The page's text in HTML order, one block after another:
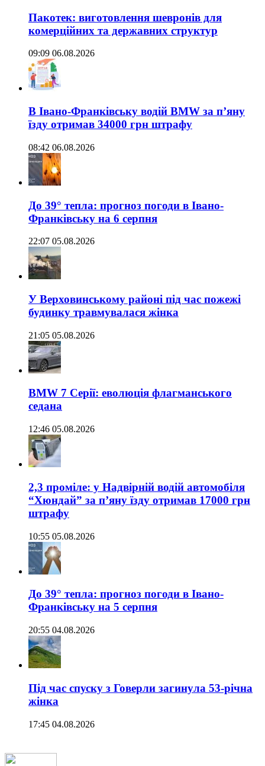
Пакотек: виготовлення шевронів для
комерційних та державних структур
09:09 06.08.2026
В Івано-Франківську водій BMW за п’яну
їзду отримав 34000 грн штрафу
08:42 06.08.2026
До 39° тепла: прогноз погоди в Івано-
Франківську на 6 серпня
22:07 05.08.2026
У Верховинському районі під час пожежі
будинку травмувалася жінка
21:05 05.08.2026
BMW 7 Серії: еволюція флагманського
седана
12:46 05.08.2026
2,3 проміле: у Надвірній водій автомобіля
“Хюндай” за п’яну їзду отримав 17000 грн
штрафу
10:55 05.08.2026
До 39° тепла: прогноз погоди в Івано-
Франківську на 5 серпня
20:55 04.08.2026
Під час спуску з Говерли загинула 53-річна
жінка
17:45 04.08.2026